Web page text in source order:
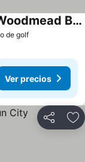
de golfVer precios
Holiday Inn Express Sandton - Woodmead By Ihg
Ver precios
Compartir